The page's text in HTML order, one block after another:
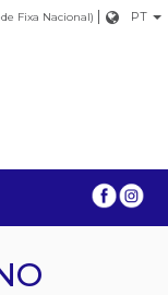
Fixa Nacional) | PT